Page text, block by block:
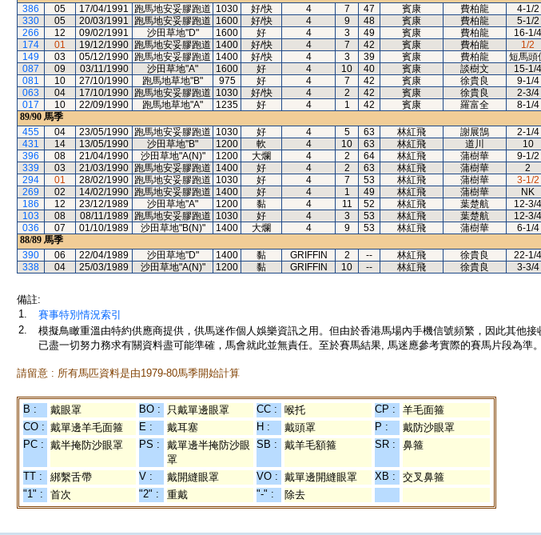
386
05 17/04/1991 跑馬地安妥膠跑道 1030 好/快 4 7 47 賓康 費柏龍 4-1/2
330
05 20/03/1991 跑馬地安妥膠跑道 1600 好/快 4 9 48 賓康 費柏龍 5-1/2
266
12 09/02/1991 沙田草地"D" 1600 好 4 3 49 賓康 費柏龍 16-1/4
174
01 19/12/1990 跑馬地安妥膠跑道 1400 好/快 4 7 42 賓康 費柏龍 1/2
149
03 05/12/1990 跑馬地安妥膠跑道 1400 好/快 4 3 39 賓康 費柏龍 短馬頭
087
09 03/11/1990 沙田草地"A" 1600 好 4 10 40 賓康 談樹文 15-1/4
081
10 27/10/1990 跑馬地草地"B" 975 好 4 7 42 賓康 徐貴良 9-1/4
063
04 17/10/1990 跑馬地安妥膠跑道 1030 好/快 4 2 42 賓康 徐貴良 2-3/4
017
10 22/09/1990 跑馬地草地"A" 1235 好 4 1 42 賓康 羅富全 8-1/4
89/90 馬季
455
04 23/05/1990 跑馬地安妥膠跑道 1030 好 4 5 63 林紅飛 謝展鵠 2-1/4
431
14 13/05/1990 沙田草地"B" 1200 軟 4 10 63 林紅飛 道川 10
396
08 21/04/1990 沙田草地"A(N)" 1200 大爛 4 2 64 林紅飛 蒲樹華 9-1/2
339
03 21/03/1990 跑馬地安妥膠跑道 1400 好 4 2 63 林紅飛 蒲樹華 2
294
01 28/02/1990 跑馬地安妥膠跑道 1030 好 4 7 53 林紅飛 蒲樹華 3-1/2
269
02 14/02/1990 跑馬地安妥膠跑道 1400 好 4 1 49 林紅飛 蒲樹華 NK
186
12 23/12/1989 沙田草地"A" 1200 黏 4 11 52 林紅飛 葉楚航 12-3/4
103
08 08/11/1989 跑馬地安妥膠跑道 1030 好 4 3 53 林紅飛 葉楚航 12-3/4
036
07 01/10/1989 沙田草地"B(N)" 1400 大爛 4 9 53 林紅飛 蒲樹華 6-1/4
88/89 馬季
390
06 22/04/1989 沙田草地"D" 1400 黏 GRIFFIN 2 -- 林紅飛 徐貴良 22-1/4
338
04 25/03/1989 沙田草地"A(N)" 1200 黏 GRIFFIN 10 -- 林紅飛 徐貴良 3-3/4
備註:
1.
賽事特別情況索引
2.
模擬鳥瞰重溫由特約供應商提供，供馬迷作個人娛樂資訊之用。但由於香港馬場內手機信號頻繁，因此其他
已盡一切努力務求有關資料盡可能準確，馬會就此並無責任。至於賽馬結果, 馬迷應參考實際的賽馬片段為準。
請留意 : 所有馬匹資料是由1979-80馬季開始計算
B : 戴眼罩 BO : 只戴單邊眼罩 CC : 喉托 CP :
羊毛面箍
CO : 戴單邊羊毛面箍 E : 戴耳塞 H : 戴頭罩 P :
戴防沙眼罩
PC : 戴半掩防沙眼罩 PS :
戴單邊半掩防沙眼
罩
SB : 戴羊毛額箍 SR : 鼻箍
TT : 綁繫舌帶 V : 戴開縫眼罩 VO : 戴單邊開縫眼罩 XB :
交叉鼻箍
"1" :
首次 "2" : 重戴 "-" : 除去